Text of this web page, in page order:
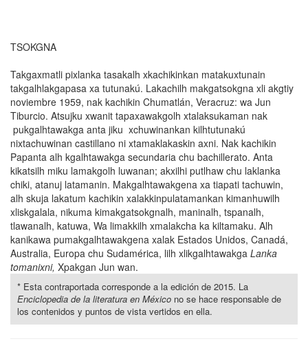
TSOKGNA
Takgaxmatli pixlanka tasakalh xkachikinkan matakuxtunain
takgalhlakgapasa xa tutunakú. Lakachilh makgatsokgna xli akgtiy
noviembre 1959, nak kachikin Chumatlán, Veracruz: wa Jun
Tiburcio. Atsujku xwanit tapaxawakgolh xtalaksukaman nak
pukgalhtawakga anta jiku xchuwinankan kilhtutunakú
nixtachuwinan castillano ni xtamaklakaskin axni. Nak kachikin
Papanta alh kgalhtawakga secundaria chu bachillerato. Anta
kikatsilh miku lamakgolh luwanan; akxilhi putlhaw chu laklanka
chiki, atanuj latamanin. Makgalhtawakgena xa tiapati tachuwin,
alh skuja lakatum kachikin xalakkinpulatamankan kimanhuwilh
xliskgalala, nikuma kimakgatsokgnalh, maninalh, tspanalh,
tlawanalh, katuwa, Wa limakkilh xmalakcha ka kiltamaku. Alh
kanikawa pumakgalhtawakgena xalak Estados Unidos, Canadá,
Australia, Europa chu Sudamérica, lilh xlikgalhtawakga Lanka
tomanixni, Xpakgan Jun wan.
* Esta contraportada corresponde a la edición de 2015. La
Enciclopedia de la literatura en México no se hace responsable de
los contenidos y puntos de vista vertidos en ella.